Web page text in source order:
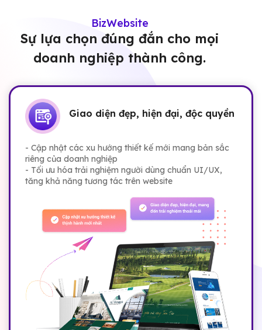
BizWebsite
Sự lựa chọn đúng đắn cho mọi
doanh nghiệp thành công.
Giao diện đẹp, hiện đại, độc quyền
- Cập nhật các xu hướng thiết kế mới mang bản sắc
riêng của doanh nghiệp
- Tối ưu hóa trải nghiệm người dùng chuẩn UI/UX,
tăng khả năng tương tác trên website